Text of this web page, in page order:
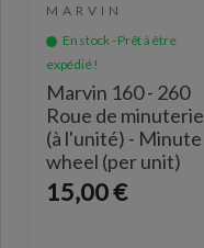
MARVIN
En stock - Prêt à être
expédié !
Marvin 160 - 260
Roue de minuterie
(à l'unité) - Minute
wheel (per unit)
15,00 €